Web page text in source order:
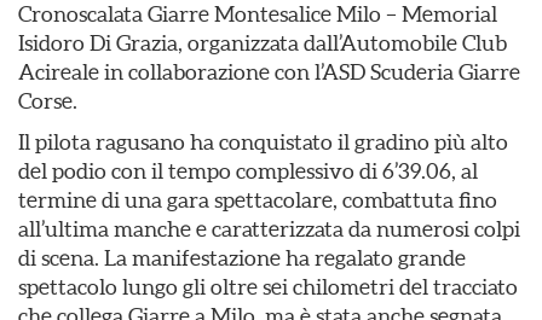
Cronoscalata Giarre Montesalice Milo – Memorial
Isidoro Di Grazia, organizzata dall’Automobile Club
Acireale in collaborazione con l’ASD Scuderia Giarre
Corse.
Il pilota ragusano ha conquistato il gradino più alto
del podio con il tempo complessivo di 6’39.06, al
termine di una gara spettacolare, combattuta fino
all’ultima manche e caratterizzata da numerosi colpi
di scena. La manifestazione ha regalato grande
spettacolo lungo gli oltre sei chilometri del tracciato